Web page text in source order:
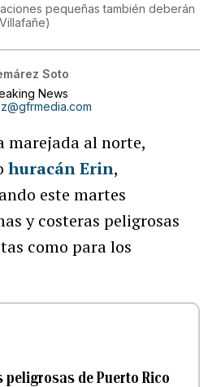
pequeñas también deberán
)
Soto
News
marejada al norte,
huracán Erin,
este martes
y costeras peligrosas
como para los
peligrosas de Puerto Rico